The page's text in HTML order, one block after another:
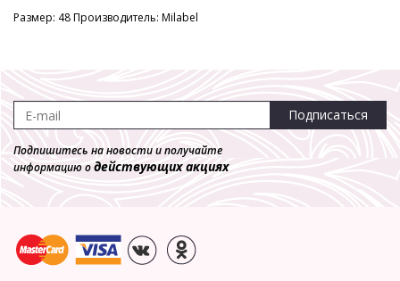
Размер: 48 Производитель: Milabel
Подписаться
Подпишитесь на новости и получайте
информацию одействующих акциях